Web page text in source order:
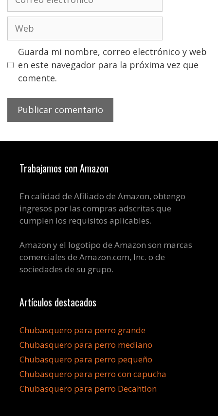
electrónico
Guarda mi nombre, correo electrónico y web
en este navegador para la próxima vez que
comente.
Trabajamos con Amazon
En calidad de Afiliado de Amazon, obtengo
ingresos por las compras adscritas que
cumplen los requisitos aplicables.
Amazon y el logotipo de Amazon son marcas
comerciales de Amazon.com, Inc. o de
sociedades de su grupo.
Artículos destacados
Chubasquero para perro grande
Chubasquero para perro mediano
Chubasquero para perro pequeño
Chubasquero para perro con capucha
Chubasquero para perro Decahtlon